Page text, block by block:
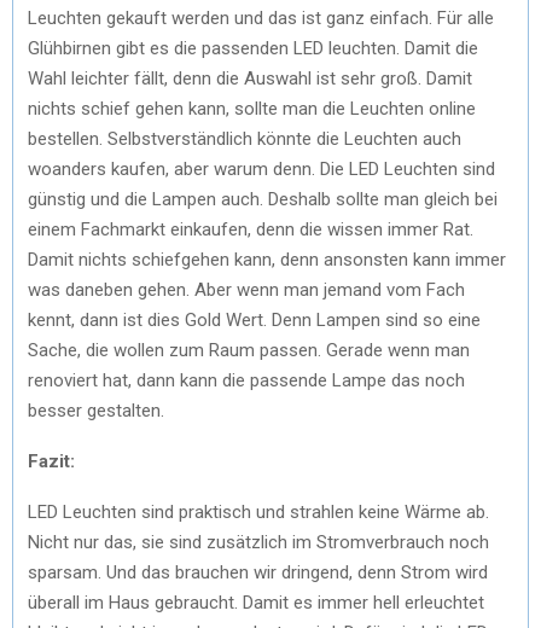
Leuchten gekauft werden und das ist ganz einfach. Für alle
Glühbirnen gibt es die passenden LED leuchten. Damit die
Wahl leichter fällt, denn die Auswahl ist sehr groß. Damit
nichts schief gehen kann, sollte man die Leuchten online
bestellen. Selbstverständlich könnte die Leuchten auch
woanders kaufen, aber warum denn. Die LED Leuchten sind
günstig und die Lampen auch. Deshalb sollte man gleich bei
einem Fachmarkt einkaufen, denn die wissen immer Rat.
Damit nichts schiefgehen kann, denn ansonsten kann immer
was daneben gehen. Aber wenn man jemand vom Fach
kennt, dann ist dies Gold Wert. Denn Lampen sind so eine
Sache, die wollen zum Raum passen. Gerade wenn man
renoviert hat, dann kann die passende Lampe das noch
besser gestalten.
Fazit:
LED Leuchten sind praktisch und strahlen keine Wärme ab.
Nicht nur das, sie sind zusätzlich im Stromverbrauch noch
sparsam. Und das brauchen wir dringend, denn Strom wird
überall im Haus gebraucht. Damit es immer hell erleuchtet